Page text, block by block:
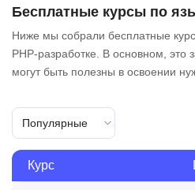
Бесплатные курсы по
Ниже мы собрали бесплатные
PHP-разработке. В основном, это
могут быть полезны в освоении
Популярные
Курс